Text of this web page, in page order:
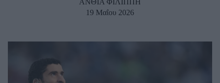
Well being
19 Μαΐου 2026